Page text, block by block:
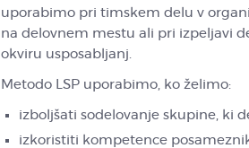
uporabimo pri timskem delu v
na delovnem mestu ali pri izpeljavi
okviru usposabljanj.
Metodo LSP uporabimo, ko želimo:
izboljšati sodelovanje skupine, ki
izkoristiti kompetence